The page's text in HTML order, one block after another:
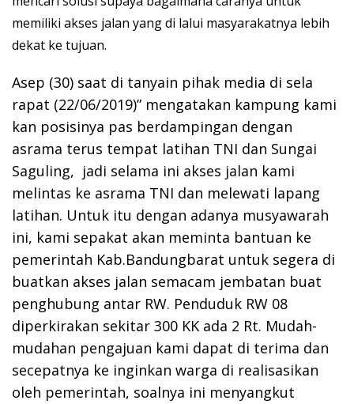
memiliki akses jalan yang di lalui masyarakatnya lebih
dekat ke tujuan.
Asep (30) saat di tanyain pihak media di sela
rapat (22/06/2019)” mengatakan kampung kami
kan posisinya pas berdampingan dengan
asrama terus tempat latihan TNI dan Sungai
Saguling, jadi selama ini akses jalan kami
melintas ke asrama TNI dan melewati lapang
latihan. Untuk itu dengan adanya musyawarah
ini, kami sepakat akan meminta bantuan ke
pemerintah Kab.Bandungbarat untuk segera di
buatkan akses jalan semacam jembatan buat
penghubung antar RW. Penduduk RW 08
diperkirakan sekitar 300 KK ada 2 Rt. Mudah-
mudahan pengajuan kami dapat di terima dan
secepatnya ke inginkan warga di realisasikan
oleh pemerintah, soalnya ini menyangkut